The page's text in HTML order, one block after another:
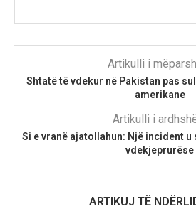
Artikulli i
Shtatë të vdekur në Pakistan pas
amerikane
Artikulli i
Si e vranë ajatollahun: Një incident
vdekjeprurëse
ARTIKUJ TË